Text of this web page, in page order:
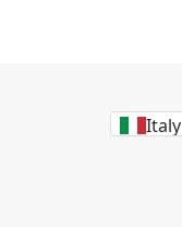
Italy